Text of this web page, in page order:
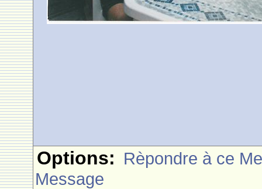
Options: Rèpondre à ce
Message